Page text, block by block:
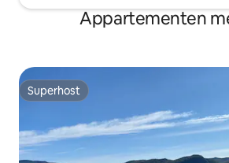
Appartementen
Superhost
Superhost